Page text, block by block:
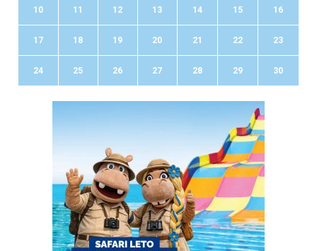
10 11 12 13 14 15 16
17 18 19 20 21 22 23
24 25 26 27 28 29 30